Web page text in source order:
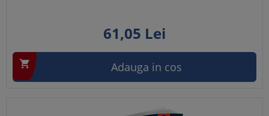
61,05 Lei
 Adauga in cos